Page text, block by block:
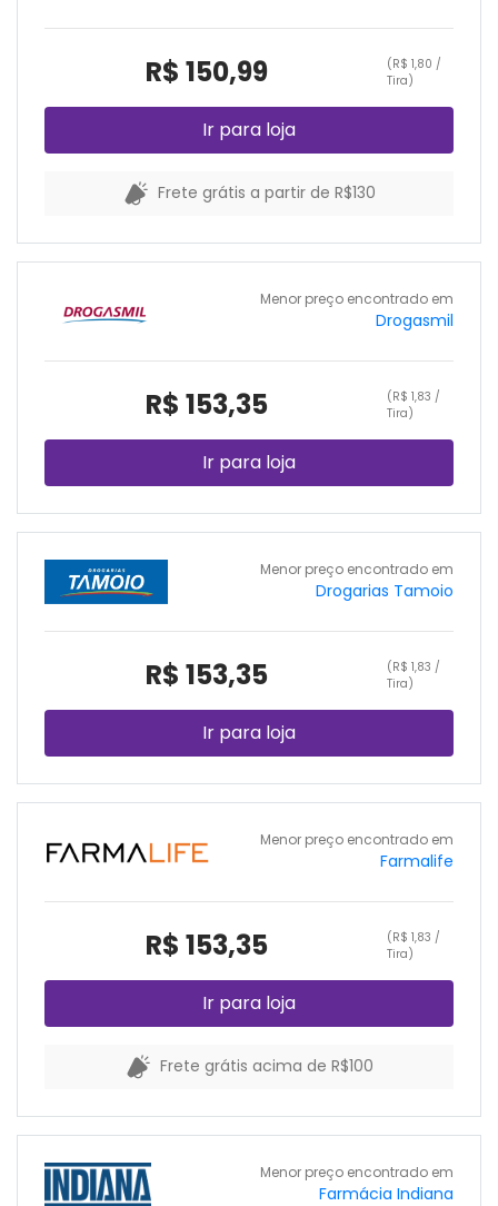
R$ 150,99
(R$ 1,80 /
Tira)
Ir para loja
Frete grátis a partir de R$130
Menor preço encontrado em
Drogasmil
R$ 153,35
(R$ 1,83 /
Tira)
Ir para loja
Menor preço encontrado em
Drogarias Tamoio
R$ 153,35
(R$ 1,83 /
Tira)
Ir para loja
Menor preço encontrado em
Farmalife
R$ 153,35
(R$ 1,83 /
Tira)
Ir para loja
Frete grátis acima de R$100
Menor preço encontrado em
Farmácia Indiana